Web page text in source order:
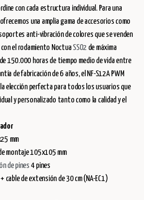
con cada estructura individual. Para una
una amplia gama de accesorios como
anti-vibración de colores que se venden
el rodamiento Noctua SSO2 de máxima
150.000 horas de tiempo medio de vida entre
de fabricación de 6 años, el NF-S12A PWM
elección perfecta para todos los usuarios que
y personalizado tanto como la calidad y el
mm
montaje 105x105 mm
de pines 4 pines
cable de extensión de 30 cm (NA-EC1)